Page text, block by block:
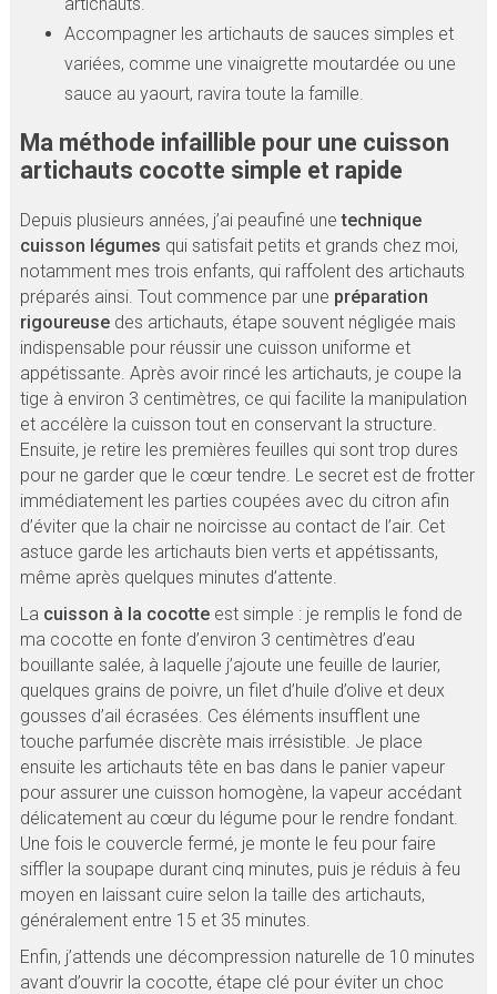
Accompagner les artichauts de sauces simples et
variées, comme une vinaigrette moutardée ou une
sauce au yaourt, ravira toute la famille.
Ma méthode infaillible pour une cuisson
artichauts cocotte simple et rapide
Depuis plusieurs années, j’ai peaufiné unetechnique
cuisson légumes qui satisfait petits et grands chez moi,
notamment mes trois enfants, qui raffolent des artichauts
préparés ainsi. Tout commence par une préparation
rigoureusedes artichauts, étape souvent négligée mais
indispensable pour réussir une cuisson uniforme et
appétissante. Après avoir rincé les artichauts, je coupe la
tige à environ 3 centimètres, ce qui facilite la manipulation
et accélère la cuisson tout en conservant la structure.
Ensuite, je retire les premières feuilles qui sont trop dures
pour ne garder que le cœur tendre. Le secret est de frotter
immédiatement les parties coupées avec du citron afin
d’éviter que la chair ne noircisse au contact de l’air. Cet
astuce garde les artichauts bien verts et appétissants,
même après quelques minutes d’attente.
La cuisson à la cocotteest simple : je remplis le fond de
ma cocotte en fonte d’environ 3 centimètres d’eau
bouillante salée, à laquelle j’ajoute une feuille de laurier,
quelques grains de poivre, un filet d’huile d’olive et deux
gousses d’ail écrasées. Ces éléments insufflent une
touche parfumée discrète mais irrésistible. Je place
ensuite les artichauts tête en bas dans le panier vapeur
pour assurer une cuisson homogène, la vapeur accédant
délicatement au cœur du légume pour le rendre fondant.
Une fois le couvercle fermé, je monte le feu pour faire
siffler la soupape durant cinq minutes, puis je réduis à feu
moyen en laissant cuire selon la taille des artichauts,
généralement entre 15 et 35 minutes.
Enfin, j’attends une décompression naturelle de 10 minutes
avant d’ouvrir la cocotte, étape clé pour éviter un choc